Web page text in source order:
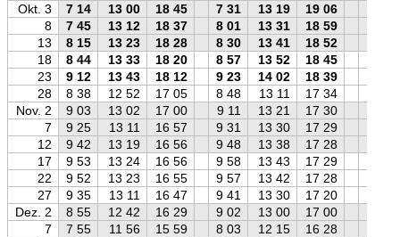
Okt. 3
7 14 13 00 18 45 7 31 13 19 19 06
8
7 45 13 12 18 37 8 01 13 31 18 59
13
8 15 13 23 18 28 8 30 13 41 18 52
18
8 44 13 33 18 20 8 57 13 52 18 45
23
9 12 13 43 18 12 9 23 14 02 18 39
28
8 38 12 52 17 05 8 48 13 11 17 34
Nov. 2
9 03 13 02 17 00 9 11 13 21 17 30
7
9 25 13 11 16 57 9 31 13 30 17 29
12
9 42 13 19 16 56 9 48 13 38 17 28
17
9 53 13 24 16 56 9 58 13 43 17 29
22
9 52 13 23 16 55 9 57 13 42 17 28
27
9 35 13 11 16 47 9 41 13 30 17 20
Dez. 2
8 55 12 42 16 29 9 02 13 00 17 00
7
7 55 11 56 15 59 8 03 12 15 16 28